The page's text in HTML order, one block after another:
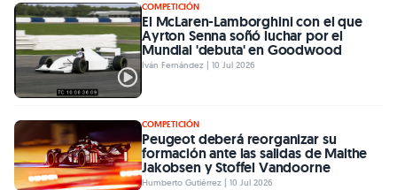
COMPETICIÓN
El McLaren-Lamborghini con el que
Ayrton Senna soñó luchar por el
Mundial 'debuta' en Goodwood
Iván Fernández | 10 Jul 2026
COMPETICIÓN
Peugeot deberá reorganizar su
formación ante las salidas de Malthe
Jakobsen y Stoffel Vandoorne
Humberto Gutiérrez | 10 Jul 2026